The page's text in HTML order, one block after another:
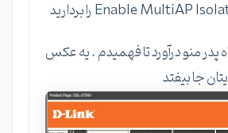
موضوع 3 ماه پدر منو درآورد تا فهمیدم . یه عکس
جا بیفتد